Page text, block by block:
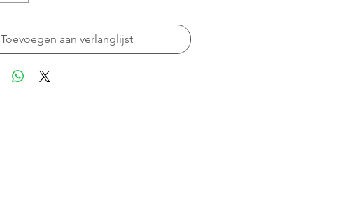
Toevoegen aan verlanglijst